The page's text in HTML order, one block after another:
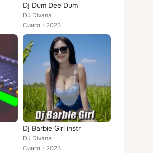
Dj Dum Dee Dum
DJ Divana
Сингл
2023
Dj Barbie Girl instr
DJ Divana
Сингл
2023